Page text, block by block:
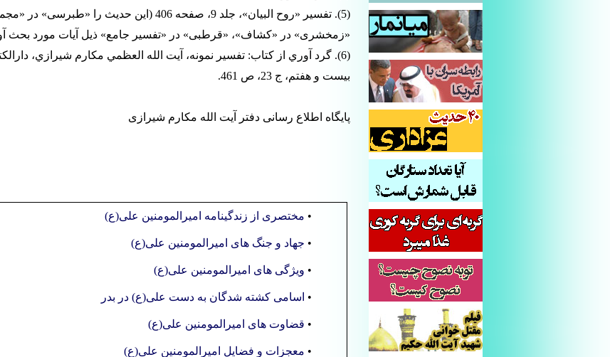
(5). تفسير «روح البيان»، جلد 9، صفحه 406 (اين حديث را
«زمخشرى» در «كشاف»، «قرطبى» در «تفسير جامع» ذيل آيات مورد بحث
(6). گرد آوري از کتاب: تفسیر نمونه، آيت الله العظمي مکارم شيرازي،
بیست و هفتم، ج 23، ص 461.
پایگاه اطلاع رسانی دفتر آیت الله مکارم شیرازی